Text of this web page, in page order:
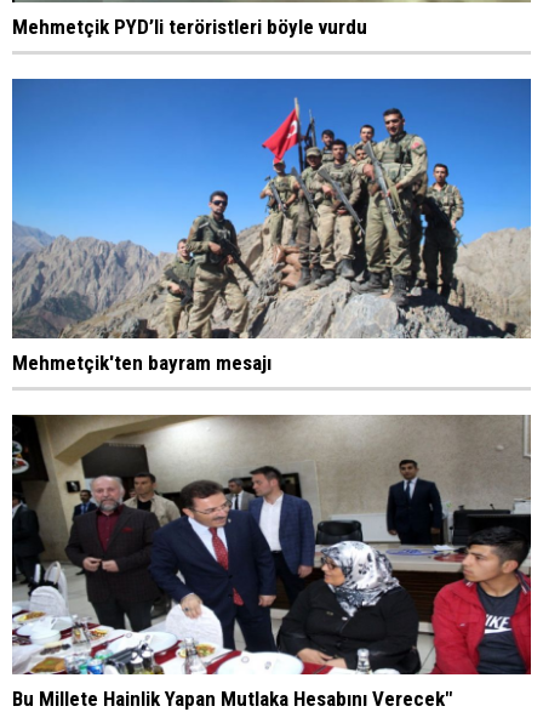
Mehmetçik PYD’li teröristleri böyle vurdu
Mehmetçik'ten bayram mesajı
Bu Millete Hainlik Yapan Mutlaka Hesabını Verecek"